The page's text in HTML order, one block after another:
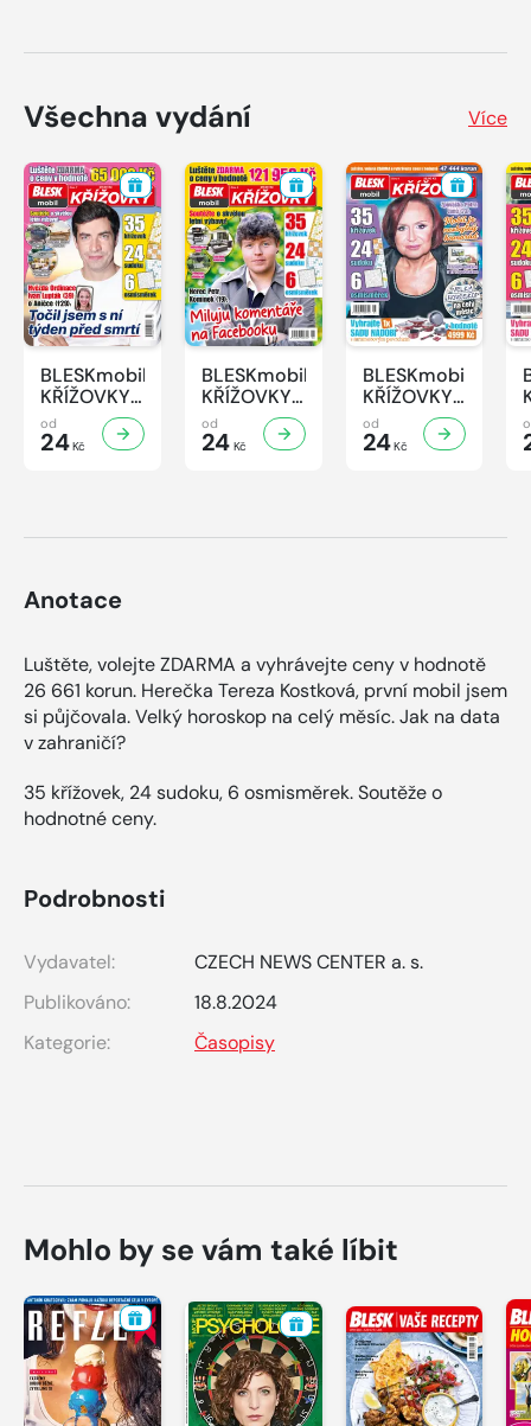
Všechna vydání Více
BLESKmobil
KŘÍŽOVKY
- 7/2026
od
24Kč
BLESKmobil
KŘÍŽOVKY
- 6/2026
od
24Kč
BLESKmobil
KŘÍŽOVKY
- 5/2026
od
24Kč
Anotace
Luštěte, volejte ZDARMA a vyhrávejte ceny v hodnotě
26 661 korun. Herečka Tereza Kostková, první mobil jsem
si půjčovala. Velký horoskop na celý měsíc. Jak na data
v zahraničí?
35 křížovek, 24 sudoku, 6 osmisměrek. Soutěže o
hodnotné ceny.
Podrobnosti
Vydavatel:
CZECH NEWS CENTER a. s.
Publikováno:
18.8.2024
Kategorie:
Časopisy
Mohlo by se vám také líbit